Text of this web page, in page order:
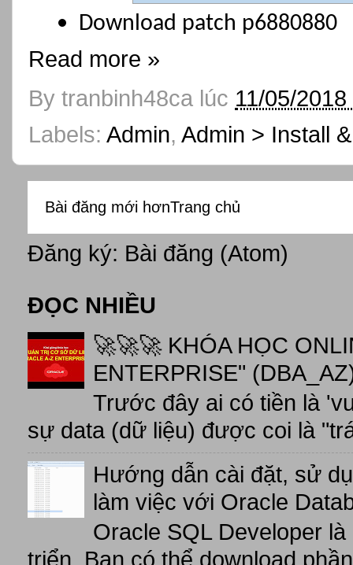
Download patch p6880880
Read more »
By tranbinh48ca lúc 11/05/
Labels: Admin, Admin > Install
Bài đăng mới hơnTrang chủ
Đăng ký: Bài đăng (Atom)
ĐỌC NHIỀU
🚀🚀🚀 KHÓA HỌC
ENTERPRISE"
Trước đây ai có tiền là
sự data (dữ liệu) được coi là
Hướng dẫn cài đặt, sử
làm việc với Oracle
Oracle SQL Developer
triển. Bạn có thể download